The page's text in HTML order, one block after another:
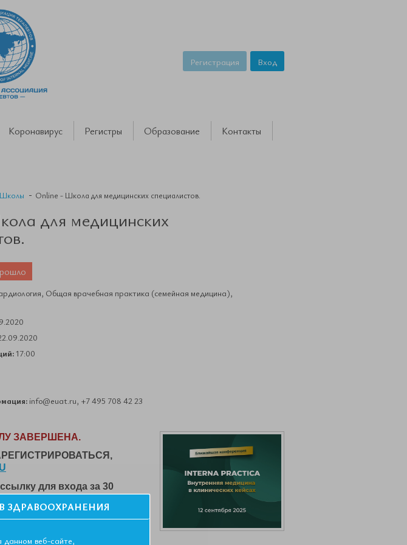
Регистрация Вход
Коронавирус Регистры Образование Контакты
Школы Online - Школа для медицинских специалистов.
для медицинских
Общая врачебная практика (семейная медицина),
17:00
info@euat.ru, +7 495 708 42 23
ЗАВЕРШЕНА.
для входа за 30
ЗДРАВООХРАНЕНИЯ
веб-сайте,